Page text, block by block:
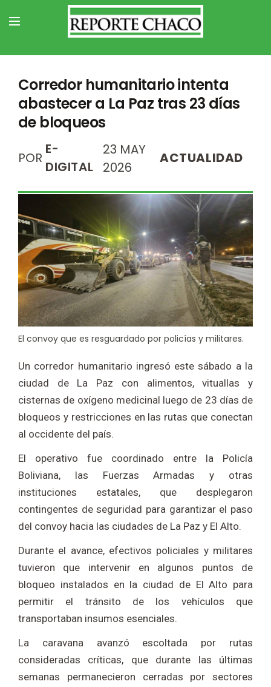
Corredor humanitario intenta
abastecer a La Paz tras 23 días
de bloqueos
POR
E-
DIGITAL
23 MAY
2026
ACTUALIDAD
El convoy que es resguardado por policías y militares.
Un corredor humanitario ingresó este sábado a la
ciudad de La Paz con alimentos, vituallas y
cisternas de oxígeno medicinal luego de 23 días de
bloqueos y restricciones en las rutas que conectan
al occidente del país.
El operativo fue coordinado entre la Policía
Boliviana, las Fuerzas Armadas y otras
instituciones estatales, que desplegaron
contingentes de seguridad para garantizar el paso
del convoy hacia las ciudades de La Paz y El Alto.
Durante el avance, efectivos policiales y militares
tuvieron que intervenir en algunos puntos de
bloqueo instalados en la ciudad de El Alto para
permitir el tránsito de los vehículos que
transportaban insumos esenciales.
La caravana avanzó escoltada por rutas
consideradas críticas, que durante las últimas
semanas permanecieron cerradas por sectores